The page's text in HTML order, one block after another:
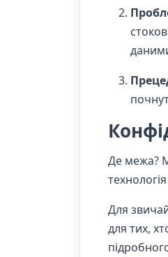
Де межа?
Для
для тих,